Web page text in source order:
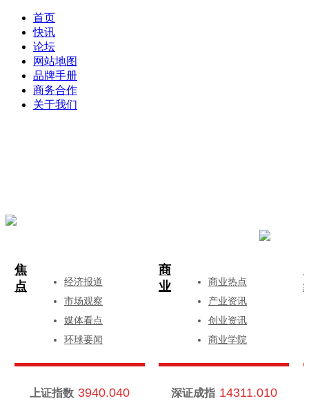
首页
快讯
论坛
网站地图
品牌手册
商务合作
关于我们
焦
点
经济报道
市场观察
媒体看点
环球要闻
商
业
商业热点
产业资讯
创业资讯
商业学院
上证指数 3940.040 深证成指 14311.010